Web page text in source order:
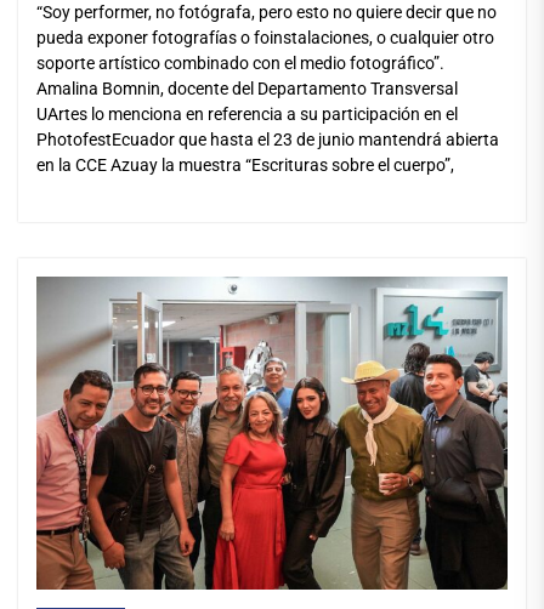
“Soy performer, no fotógrafa, pero esto no quiere decir que no
pueda exponer fotografías o foinstalaciones, o cualquier otro
soporte artístico combinado con el medio fotográfico”.
Amalina Bomnin, docente del Departamento Transversal
UArtes lo menciona en referencia a su participación en el
PhotofestEcuador que hasta el 23 de junio mantendrá abierta
en la CCE Azuay la muestra “Escrituras sobre el cuerpo”,